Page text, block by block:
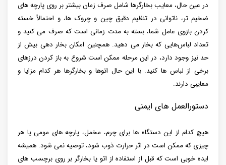
در عین حال، معایب بخارگرها شامل صرف زمان بیشتر بر روی پارچه‌ های
ضخیم‌ تر، ناتوانی در تنظیم دقیق چین و چروک‌ ها، و احتمالاً خسته
کردن بازوی عامل شما، بسته به مدت زمانی است که صرف می‌ کنید و
تعداد لباس‌هایی که بخار می‌ دهید. همچنین امکان بخار دهی بیش از
حد نیز وجود دارد، در این مرحله ممکن است شروع به باز کردن درزهای
برخی از لباس ها کنید. با این حال اتوها و بخارگرها هر کدام مزایا و
معایبی دارند.
دستورالعمل های ایمنی
هیچ‌ کدام از این دستگاه‌ ها برای چرم، مخمل، پارچه‌ های مومی یا هر
چیزی که ممکن است در اثر حرارت ذوب شود، توصیه نمی‌ شود. همیشه
ایده خوبی است که قبل از استفاده از اتو یا بخارگر بر روی برچسب های